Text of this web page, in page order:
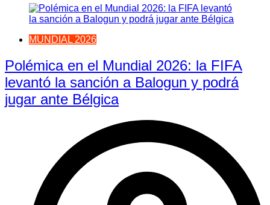
MUNDIAL 2026
Polémica en el Mundial 2026: la FIFA
levantó la sanción a Balogun y podrá
jugar ante Bélgica